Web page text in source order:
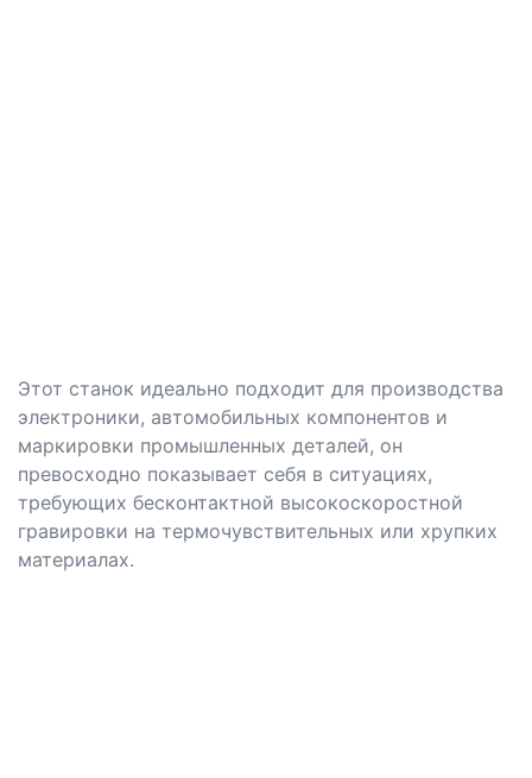
Этот станок идеально подходит для производства
электроники, автомобильных компонентов и
маркировки промышленных деталей, он
превосходно показывает себя в ситуациях,
требующих бесконтактной высокоскоростной
гравировки на термочувствительных или хрупких
материалах.